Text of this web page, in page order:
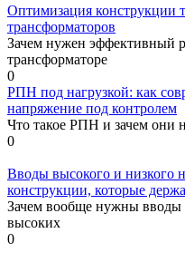
Оптимизация конструкции
трансформаторов
Зачем нужен эффективный
трансформаторе
0
РПН под нагрузкой: как
напряжение под контролем
Что такое РПН и зачем они
0
Вводы высокого и низкого
конструкции, которые
Зачем вообще нужны вводы
высоких
0